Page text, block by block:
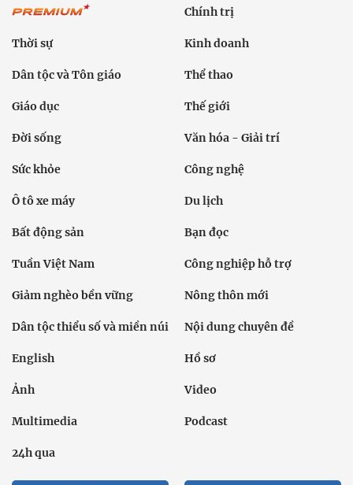
Chính trị
Thời sự Kinh doanh
Dân tộc và Tôn giáo Thể thao
Giáo dục Thế giới
Đời sống Văn hóa - Giải trí
Sức khỏe Công nghệ
Ô tô xe máy Du lịch
Bất động sản Bạn đọc
Tuần Việt Nam Công nghiệp hỗ trợ
Giảm nghèo bền vững Nông thôn mới
Dân tộc thiểu số và miền núi Nội dung chuyên đề
English Hồ sơ
Ảnh Video
Multimedia Podcast
24h qua